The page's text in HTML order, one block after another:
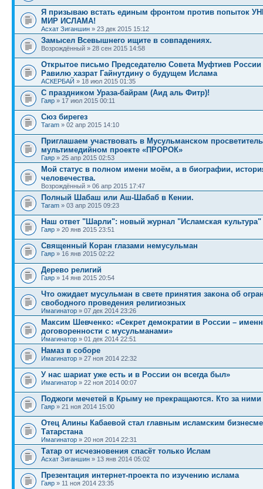
Я призываю встать единым фронтом против попыток
МИР ИСЛАМА!
Асхат Зиганшин » 23 дек 2015 15:12
Замысел Всевышнего ищите в совпадениях.
Возрождённый » 28 сен 2015 14:58
Открытое письмо Председателю Совета Муфтиев
Равилю хазрат Гайнутдину о будущем Ислама
АСКЕРБАЙ » 18 июл 2015 01:35
С праздником Ураза-байрам (Аид аль Фитр)!
Гаяр » 17 июл 2015 00:11
Сюз бирегез
Taram » 02 апр 2015 14:10
Приглашаем участвовать в Мусульманском
мультимедийном проекте «ПРОРОК»
Гаяр » 25 апр 2015 02:53
Мой статус в полном имени моём, а в биографии,
человечества.
Возрождённый » 06 апр 2015 17:47
Полный Шабаш или Аш-Шабаб в Кении.
Taram » 03 апр 2015 09:23
Наш ответ "Шарли": новый журнал "Исламская культура"
Гаяр » 20 янв 2015 23:51
Священный Коран глазами немусульман
Гаяр » 16 янв 2015 02:22
Дерево религий
Гаяр » 14 янв 2015 20:54
Что ожидает мусульман в свете принятия закона об
свободного проведения религиозных
Имагинатор » 07 дек 2014 23:26
Максим Шевченко: «Секрет демократии в России –
договоренности с мусульманами»
Имагинатор » 01 дек 2014 22:51
Намаз в соборе
Имагинатор » 27 ноя 2014 22:32
У нас шариат уже есть и в России он всегда был»
Имагинатор » 22 ноя 2014 00:07
Поджоги мечетей в Крыму не прекращаются. Кто за ними
Гаяр » 21 ноя 2014 15:00
Отец Алины Кабаевой стал главным исламским
Татарстана
Имагинатор » 20 ноя 2014 22:31
Татар от исчезновения спасёт только Ислам
Асхат Зиганшин » 13 янв 2014 05:02
Презентация интернет-проекта по изучению ислама
Гаяр » 11 ноя 2014 23:35